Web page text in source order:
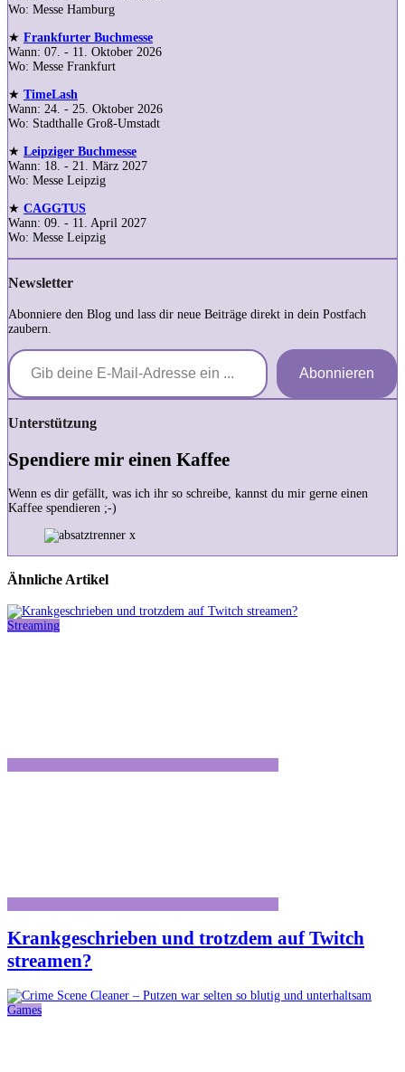
Wo: Messe Hamburg
★ Frankfurter Buchmesse
Wann: 07. - 11. Oktober 2026
Wo: Messe Frankfurt
★ TimeLash
Wann: 24. - 25. Oktober 2026
Wo: Stadthalle Groß-Umstadt
★ Leipziger Buchmesse
Wann: 18. - 21. März 2027
Wo: Messe Leipzig
★ CAGGTUS
Wann: 09. - 11. April 2027
Wo: Messe Leipzig
Newsletter
Abonniere den Blog und lass dir neue Beiträge direkt in dein Postfach
zaubern.
Gib deine E-Mail-Adresse ein ...
Abonnieren
Unterstützung
Spendiere mir einen Kaffee
Wenn es dir gefällt, was ich ihr so schreibe, kannst du mir gerne einen
Kaffee spendieren ;-)
Ähnliche Artikel
Streaming
Krankgeschrieben und trotzdem auf Twitch
streamen?
Games